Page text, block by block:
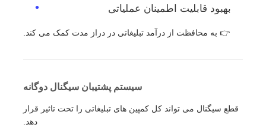
بهبود قابلیت اطمینان عملیاتی
👉 به محافظت از درآمد تبلیغاتی در دراز مدت کمک می کند.
سیستم پشتیبان سیگنال دوگانه
قطع سیگنال می تواند کل کمپین های تبلیغاتی را تحت تاثیر قرار
دهد.